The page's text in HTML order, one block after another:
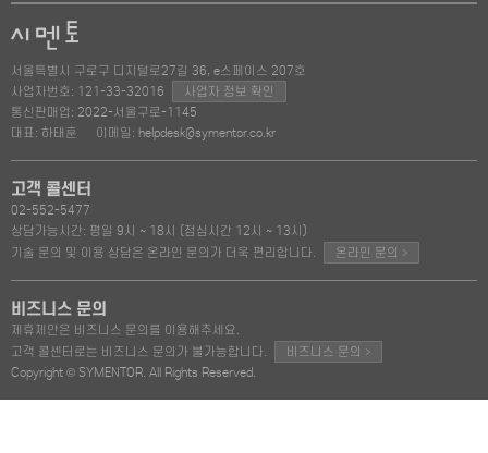
서울특별시 구로구 디지털로27길 36, e스페이스 207호
사업자번호: 121-33-32016
사업자 정보 확인
통신판매업: 2022-서울구로-1145
대표: 하태훈
이메일: helpdesk@symentor.co.kr
고객 콜센터
02-552-5477
상담가능시간: 평일 9시 ~ 18시 (점심시간 12시 ~ 13시)
기술 문의 및 이용 상담은 온라인 문의가 더욱 편리합니다.
온라인 문의 >
비즈니스 문의
제휴제안은 비즈니스 문의를 이용해주세요.
고객 콜센터로는 비즈니스 문의가 불가능합니다.
비즈니스 문의 >
Copyright © SYMENTOR. All Rights Reserved.